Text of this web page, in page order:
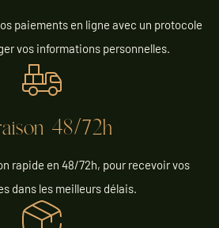
paiements en ligne avec un protocole
vos informations personnelles.
48/72h
rapide en 48/72h, pour recevoir vos
dans les meilleurs délais.